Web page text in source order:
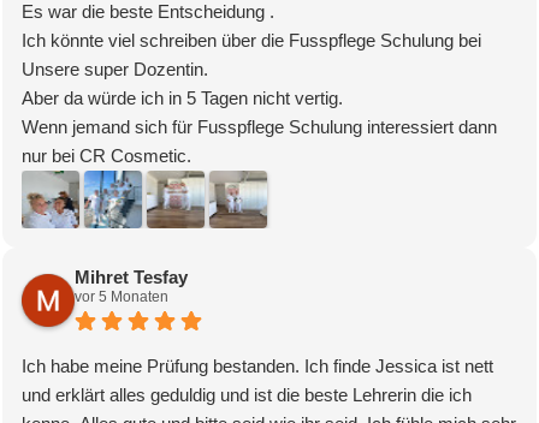
professionell unterstützt und fair begleitet. Das vermittelte
Wissen ist auf höchstem Niveau und gleichzeitig verständlich
und praxisnah.
Besonders beeindruckt hat mich, dass einem der
Prüfungsdruck genommen wird. Zu wissen, dass die Prüfung
bei Bedarf ohne zusätzliche Gebühren wiederholt werden kann
und man regelmäßig an Praxistagen teilnehmen darf, gibt
Sicherheit und schafft eine entspannte Lernatmosphäre.
organisiert den gesamten Ablauf hervorragend – von den
Terminabsprachen über die Planung der Schulung bis hin zur
und die gesamte Organisation im Hintergrund sind mit viel
Herzblut umgesetzt.
Es war die beste Entscheidung .
Ich könnte viel schreiben über die Fusspflege Schulung bei
Unsere super Dozentin.
Aber da würde ich in 5 Tagen nicht vertig.
Wenn jemand sich für Fusspflege Schulung interessiert dann
nur bei CR Cosmetic.
Da lernt man richtig und danach weiß man ob es für einen das
richtige ist.
das die uns hart genommen hat.
Liebevolle Frau mit viel Wissen und das wollte uns mitteilen.
Das hat sie wunderbar .
Jeden Morgen habe ich mich gefreut dort teilzunehmen.
Nach der Prüfung war ich traurig .
Ich könnte weiter machen.
Mihret Tesfay
vor 5 Monaten
Ich habe meine Prüfung bestanden. Ich finde Jessica ist nett
und erklärt alles geduldig und ist die beste Lehrerin die ich